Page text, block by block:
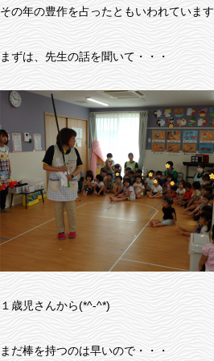
その年の豊作を占ったともいわれていま
まずは、先生の話を聞いて・・・
１歳児さんから(*^-^*)
まだ棒を持つのは早いので・・・